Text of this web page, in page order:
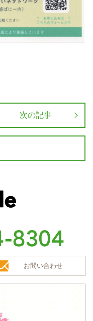
次の記事
お問い合わせ